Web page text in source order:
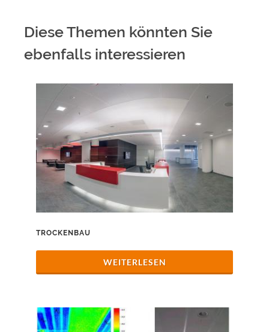
Diese Themen könnten Sie
ebenfalls interessieren
TROCKENBAU
WEITERLESEN